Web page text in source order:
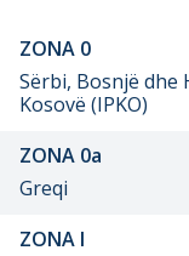
ZONA 0
Sërbi, Bosnjë dhe
Kosovë (IPKO)
ZONA 0а
Greqi
ZONA I